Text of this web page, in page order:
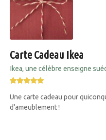
Carte Cadeau Ikea
Ikea, une célèbre enseigne
Une carte cadeau pour
d'ameublement !